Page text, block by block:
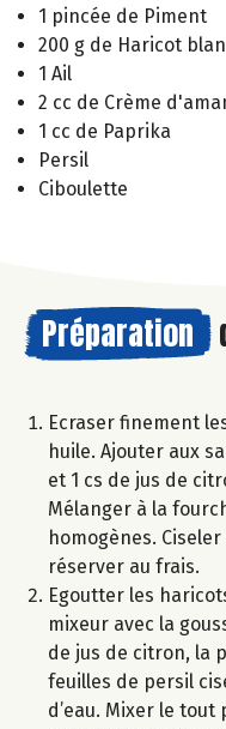
1 pincée de Piment
200 g de Haricot
1 Ail
2 cc de Crème
1 cc de Paprika
Persil
Ciboulette
Préparation
Ecraser finement
huile. Ajouter aux
et 1 cs de jus de
Mélanger à la
homogènes.
réserver au frais.
Egoutter les
mixeur avec la
de jus de citron, la
feuilles de persil
d’eau. Mixer le